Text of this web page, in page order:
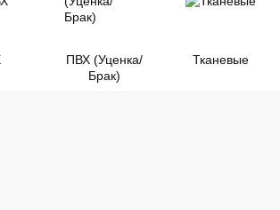
ПВХ (Уценка/
Брак)
Тканевые